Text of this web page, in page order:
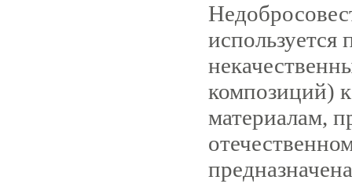
используется
композиций)
материалам,